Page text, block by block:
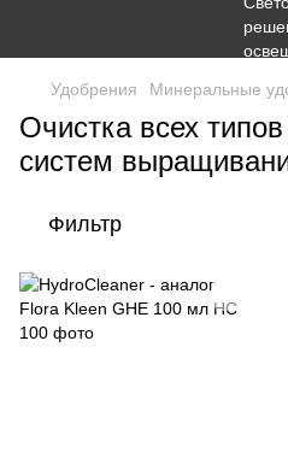
Удобрения Минеральные
Очистка всех
систем
Фильтр